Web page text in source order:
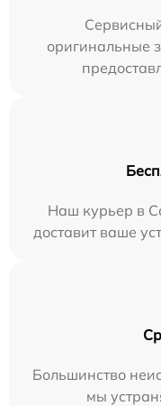
оригинальные
Наш курьер в
доставит ваше
Большинство
мы